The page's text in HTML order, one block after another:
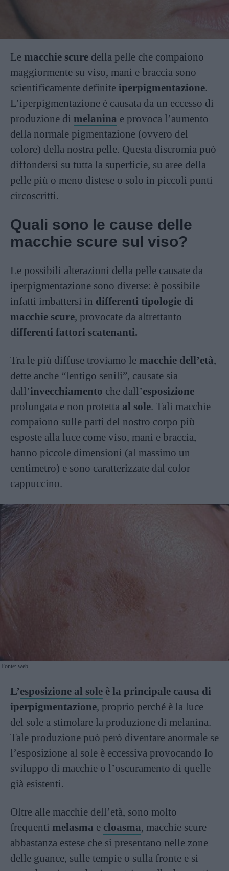
Le macchie scure della pelle che compaiono
maggiormente su viso, mani e braccia sono
scientificamente definite iperpigmentazione.
L’iperpigmentazione è causata da un eccesso di
produzione di melanina e provoca l’aumento
della normale pigmentazione (ovvero del
colore) della nostra pelle. Questa discromia può
diffondersi su tutta la superficie, su aree della
pelle più o meno distese o solo in piccoli punti
circoscritti.
Quali sono le cause delle
macchie scure sul viso?
Le possibili alterazioni della pelle causate da
iperpigmentazione sono diverse: è possibile
infatti imbattersi in differenti tipologie di
macchie scure, provocate da altrettanto
differenti fattori scatenanti.
Tra le più diffuse troviamo le macchie dell’età,
dette anche “lentigo senili”, causate sia
dall’invecchiamento che dall’esposizione
prolungata e non protetta al sole. Tali macchie
compaiono sulle parti del nostro corpo più
esposte alla luce come viso, mani e braccia,
hanno piccole dimensioni (al massimo un
centimetro) e sono caratterizzate dal color
cappuccino.
Fonte: web
L’esposizione al sole è la principale causa di
iperpigmentazione, proprio perché è la luce
del sole a stimolare la produzione di melanina.
Tale produzione può però diventare anormale se
l’esposizione al sole è eccessiva provocando lo
sviluppo di macchie o l’oscuramento di quelle
già esistenti.
Oltre alle macchie dell’età, sono molto
frequenti melasma e cloasma, macchie scure
abbastanza estese che si presentano nelle zone
delle guance, sulle tempie o sulla fronte e si